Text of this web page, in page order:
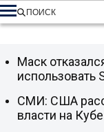
ПОИСК
Маск
использовать
СМИ: США
власти на